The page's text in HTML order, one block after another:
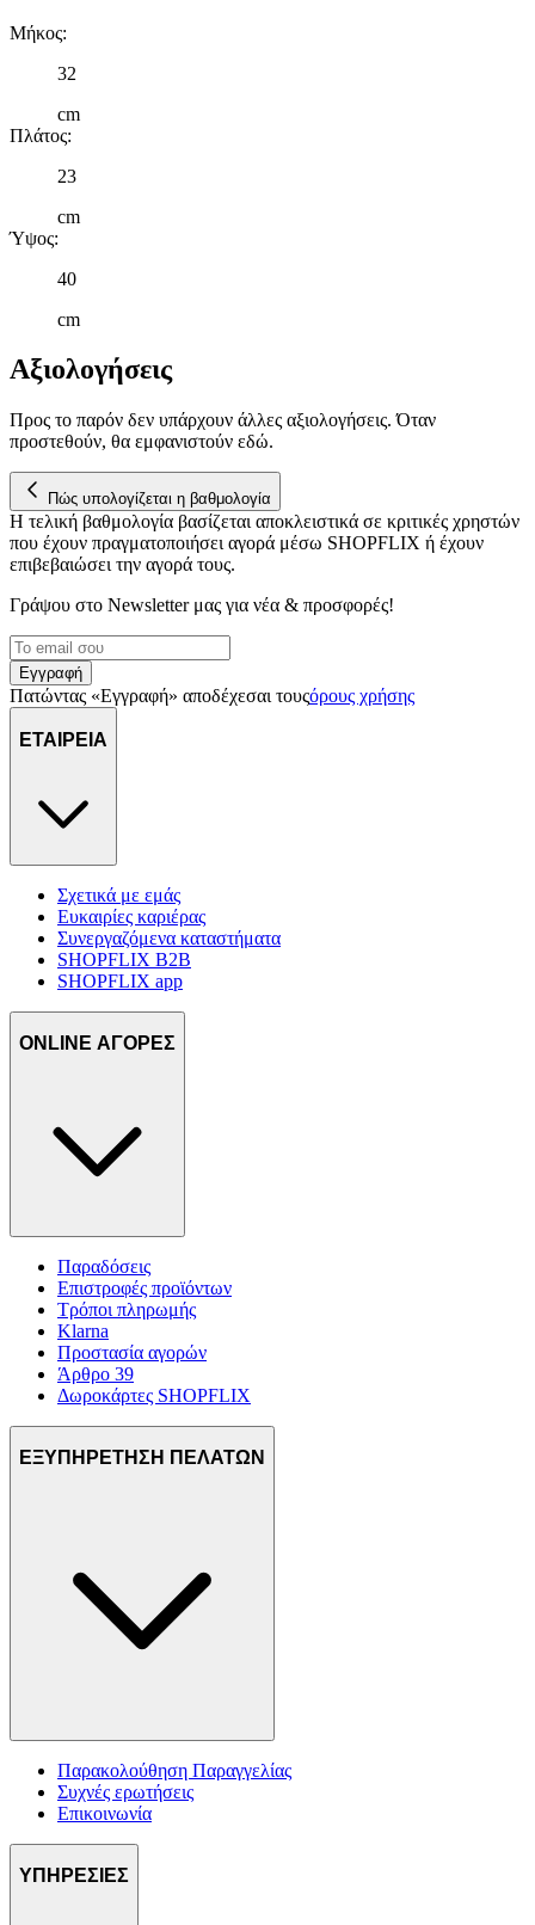
διαφημίσεις και περιεχόμενο, την καλύτερη εικόνα του κοινού
πληροφορίες σχετικά με την από μέρους σας χρήση της
δικτύωσης, διαφημίσεων και ανάλυσης.
Μήκος:
32
cm
Πλάτος:
23
cm
Ύψος:
40
cm
Αξιολογήσεις
Προς το παρόν δεν υπάρχουν άλλες αξιολογήσεις. Όταν
προστεθούν, θα εμφανιστούν εδώ.
Πώς υπολογίζεται η βαθμολογία
Η τελική βαθμολογία βασίζεται αποκλειστικά σε κριτικές χρηστών
που έχουν πραγματοποιήσει αγορά μέσω SHOPFLIX ή έχουν
επιβεβαιώσει την αγορά τους.
Γράψου στο Νewsletter μας για νέα & προσφορές!
Εγγραφή
Πατώντας «Εγγραφή» αποδέχεσαι τουςόρους χρήσης
ΕΤΑΙΡΕΙΑ
Σχετικά με εμάς
Ευκαιρίες καριέρας
Συνεργαζόμενα καταστήματα
SHOPFLIX B2B
SHOPFLIX app
ONLINE ΑΓΟΡΕΣ
Παραδόσεις
Επιστροφές προϊόντων
Τρόποι πληρωμής
Klarna
Προστασία αγορών
Άρθρο 39
Δωροκάρτες SHOPFLIX
ΕΞΥΠΗΡΕΤΗΣΗ ΠΕΛΑΤΩΝ
Παρακολούθηση Παραγγελίας
Συχνές ερωτήσεις
Επικοινωνία
ΥΠΗΡΕΣΙΕΣ